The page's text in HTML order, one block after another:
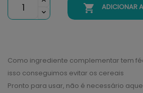
 ADICIONAR
Como ingrediente complementar tem
isso conseguimos evitar os cereais
Pronto para usar, não é necessário